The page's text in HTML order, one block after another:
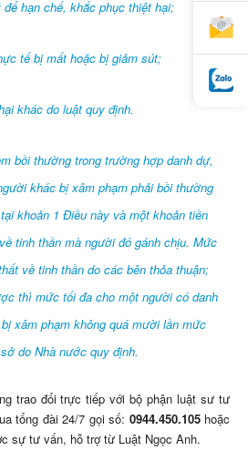
hạn chế, khắc phục thiệt hại;
tế bị mất hoặc bị giảm sút;
khác do luật quy định.
bồi thường trong trường hợp danh dự,
khác bị xâm phạm phải bồi thường
khoản 1 Điều này và một khoản tiền
tinh thần mà người đó gánh chịu. Mức
về tinh thần do các bên thỏa thuận;
thì mức tối đa cho một người có danh
xâm phạm không quá mười lần mức
do Nhà nước quy định.
trao đổi trực tiếp với bộ phận luật sư tư
tổng đài 24/7 gọi số: 0944.450.105 hoặc
sự tư vấn, hỗ trợ từ Luật Ngọc Anh.